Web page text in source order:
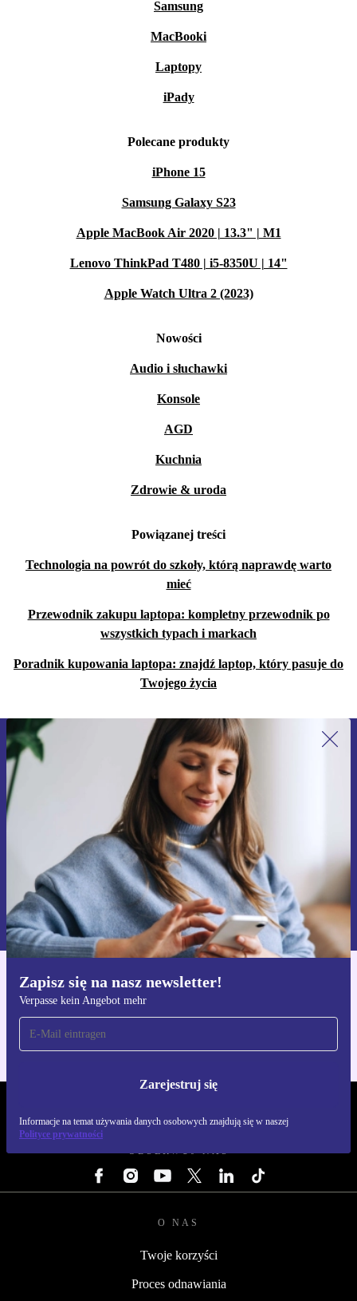
Samsung
MacBooki
Laptopy
iPady
Polecane produkty
iPhone 15
Samsung Galaxy S23
Apple MacBook Air 2020 | 13.3" | M1
Lenovo ThinkPad T480 | i5-8350U | 14"
Apple Watch Ultra 2 (2023)
Nowości
Audio i słuchawki
Konsole
AGD
Kuchnia
Zdrowie & uroda
Powiązanej treści
Technologia na powrót do szkoły, którą naprawdę warto
mieć
Przewodnik zakupu laptopa: kompletny przewodnik po
wszystkich typach i markach
Poradnik kupowania laptopa: znajdź laptop, który pasuje do
Twojego życia
Zapisz się na nasz newsletter!
Verpasse kein Angebot mehr
Zarejestruj się
Informacje na temat używania danych osobowych znajdują się w naszej
Polityce prywatności
Zapisz się na nasz newsletter!
Nie przegap żadnej oferty.
Zarejestruj się
Informacje na temat używania danych osobowych znajdują się w
naszej
Polityce prywatności
Pobierz aplikację refurbed
Dla iOS i Android
OBSERWUJ NAS
O NAS
Twoje korzyści
Proces odnawiania